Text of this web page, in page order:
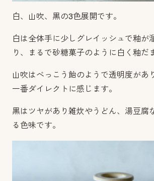
白、山吹、黒の3色展開です。
白は全体手に少しグレイッシュで釉が
り、まるで砂糖菓子のように白く釉だ
山吹はべっこう飴のようで透明度があ
一番ダイレクトに感じます。
黒はツヤがあり雑炊やうどん、湯豆腐
る色味です。